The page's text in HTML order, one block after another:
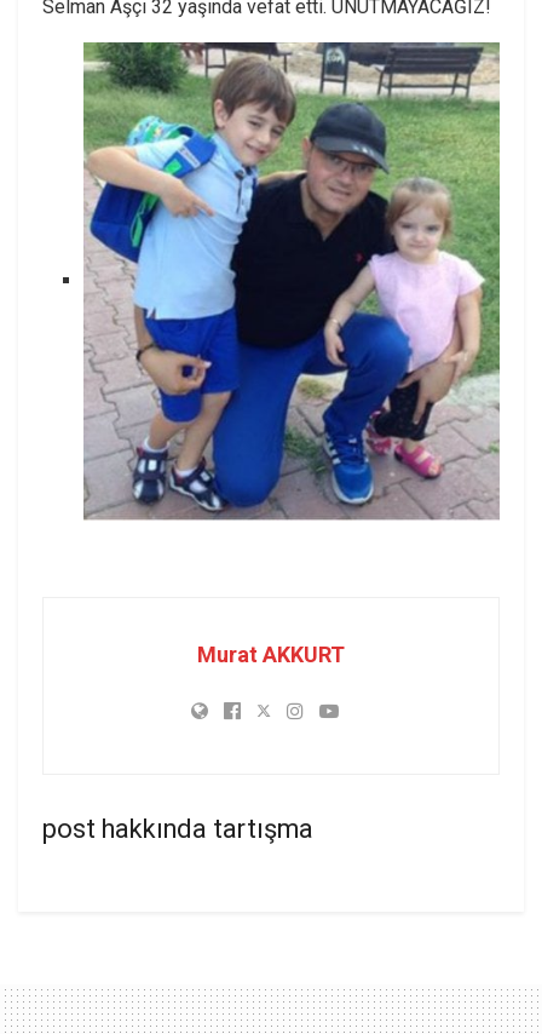
Selman Aşçı 32 yaşında vefat etti. UNUTMAYACAĞIZ!
Murat AKKURT
post hakkında tartışma